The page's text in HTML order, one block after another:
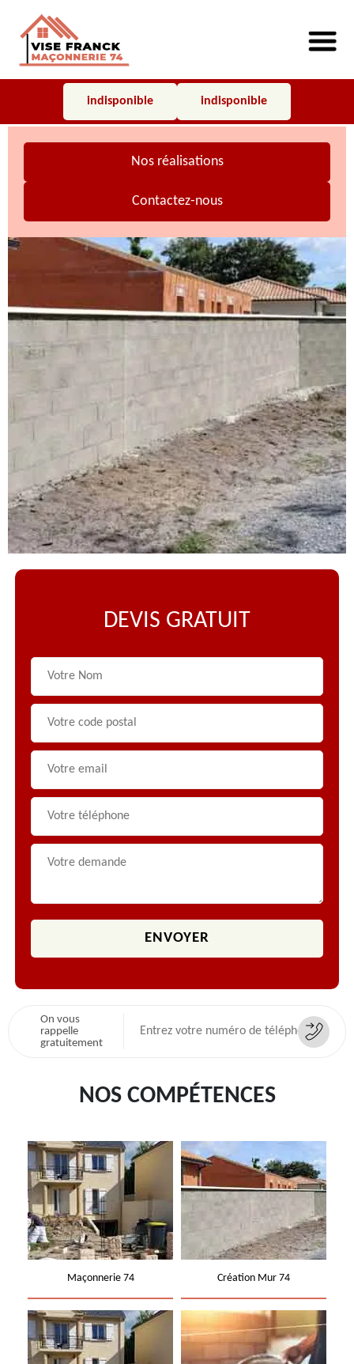
indisponible indisponible
Nos réalisations
Contactez-nous
DEVIS GRATUIT
On vous
rappelle
gratuitement
NOS COMPÉTENCES
Maçonnerie 74 Création Mur 74